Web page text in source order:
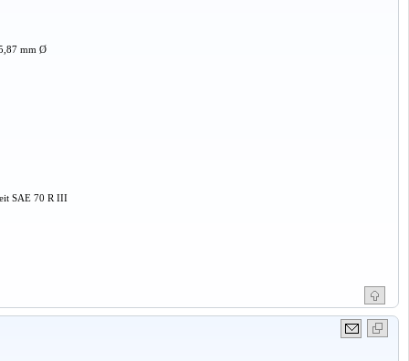
mm Ø
SAE 70 R III